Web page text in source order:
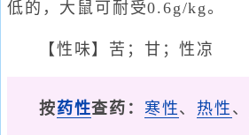
低的，大鼠可耐受0.6g/kg。
【性味】苦；甘；性凉
按药性查药： 寒性、 热性 、